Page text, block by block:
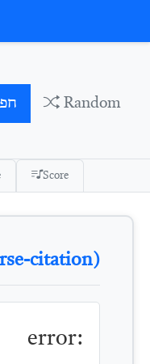
Random
Score
(verse-citation)
error: